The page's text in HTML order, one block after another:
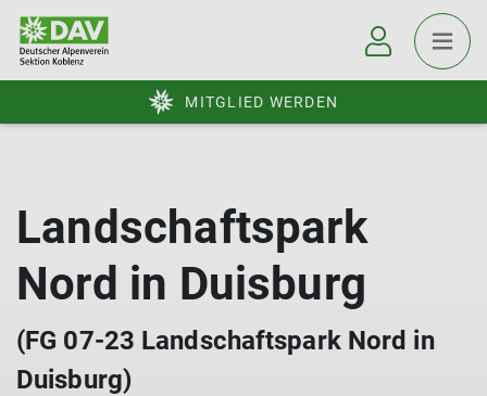
MITGLIED WERDEN
Landschaftspark
Nord in Duisburg
(FG 07-23 Landschaftspark Nord in
Duisburg)